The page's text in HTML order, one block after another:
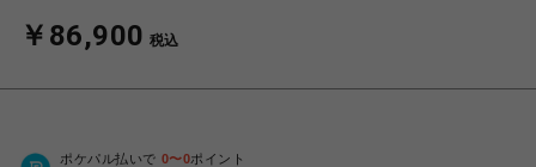
￥86,900 税込
ポケパル払いで 0〜0ポイント